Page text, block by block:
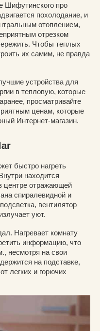
Шифутинского про
похолодание, и
отоплением,
отрезком
Чтобы теплых
их самим, не правда
устройства для
в тепловую, которые
просматривайте
ценам, которые
Интернет-магазин.
быстро нагреть
находится
центре отражающей
спиралевидной и
вентилятор
уют.
Нагревает комнату
информацию, что
несмотря на свои
на подставке,
легких и горючих